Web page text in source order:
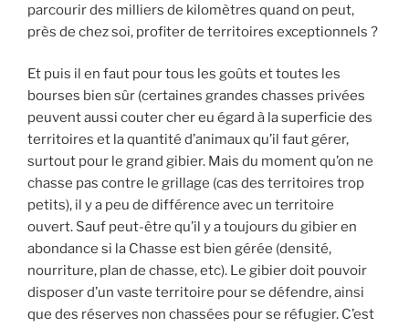
parcourir des milliers de kilomètres quand on peut,
près de chez soi, profiter de territoires exceptionnels ?
Et puis il en faut pour tous les goûts et toutes les
bourses bien sûr (certaines grandes chasses privées
peuvent aussi couter cher eu égard à la superficie des
territoires et la quantité d’animaux qu’il faut gérer,
surtout pour le grand gibier. Mais du moment qu’on ne
chasse pas contre le grillage (cas des territoires trop
petits), il y a peu de différence avec un territoire
ouvert. Sauf peut-être qu’il y a toujours du gibier en
abondance si la Chasse est bien gérée (densité,
nourriture, plan de chasse, etc). Le gibier doit pouvoir
disposer d’un vaste territoire pour se défendre, ainsi
que des réserves non chassées pour se réfugier. C’est